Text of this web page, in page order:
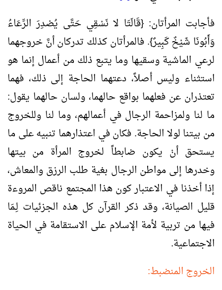
فأجابت المرأتان: {قَالَتَا لا نَسْقِي حَتَّى يُصْدِرَ الرِّعَاءُ
وَأَبُونَا شَيْخٌ كَبِيرٌ}. فالمرأتان كذلك تدركان أنَّ خروجهما
لرعي الماشية وسقيها وما يتبع ذلك من أعمال إنما هو
استثناء وليس أصلاً، دعتهما الحاجة إلى ذلك، فهما
تعتذران عن فعلهما بواقع حالهما، ولسان حالهما يقول:
ما لنا ولمزاحمة الرجال في أعمالهم، وما لنا وللخروج
من بيتنا لولا الحاجة. فكان في اعتذارهما تنبيه على ما
يستحق أنْ يكون ضابطاً لخروج المرأة من بيتها
وخدرها إلى مواطن الرجال بغية طلب الرزق والمعاش،
إذا أخذنا في الاعتبار كون هذا المجتمع ناقص المروءة
قليل الصيانة، وقد ذكر القرآن كل هذه الجزئيات لِـمَا
فيها من تربية لأمة الإسلام على الاستقامة في الحياة
الاجتماعية.
الخروج المنضبط: